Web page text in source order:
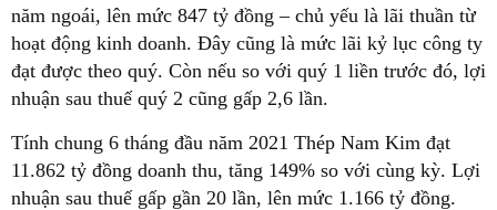
năm ngoái, lên mức 847 tỷ đồng – chủ yếu là lãi thuần từ
hoạt động kinh doanh. Đây cũng là mức lãi kỷ lục công ty
đạt được theo quý. Còn nếu so với quý 1 liền trước đó, lợi
nhuận sau thuế quý 2 cũng gấp 2,6 lần.
Tính chung 6 tháng đầu năm 2021 Thép Nam Kim đạt
11.862 tỷ đồng doanh thu, tăng 149% so với cùng kỳ. Lợi
nhuận sau thuế gấp gần 20 lần, lên mức 1.166 tỷ đồng.